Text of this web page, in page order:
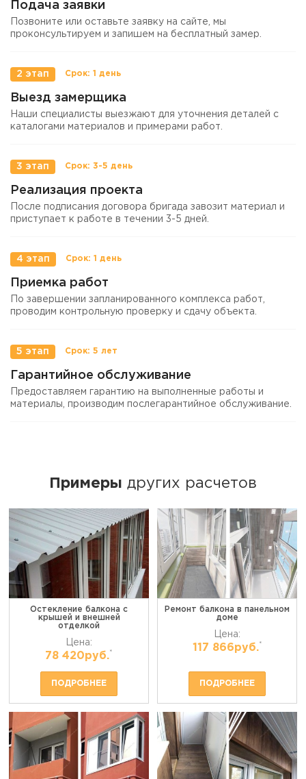
Подача заявки
Позвоните или оставьте заявку на сайте, мы
проконсультируем и запишем на бесплатный замер.
2 этап
Выезд замерщика
Наши специалисты выезжают для уточнения деталей с
каталогами материалов и примерами работ.
3 этап
Реализация проекта
После подписания договора бригада завозит материал и
приступает к работе в течении 3-5 дней.
4 этап
Приемка работ
По завершении запланированного комплекса работ,
проводим контрольную проверку и сдачу объекта.
5 этап
Гарантийное обслуживание
Предоставляем гарантию на выполненные работы и
материалы, производим послегарантийное обслуживание.
Примеры других расчетов
Остекление балкона с
крышей и внешней
отделкой
Цена:
78 420руб.*
ПОДРОБНЕЕ
Ремонт балкона в панельном
доме
Цена:
117 866руб.*
ПОДРОБНЕЕ